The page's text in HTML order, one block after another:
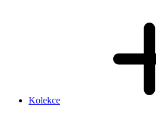
Kolekce